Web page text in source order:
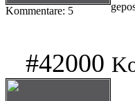
Kommentare: 5
#42000